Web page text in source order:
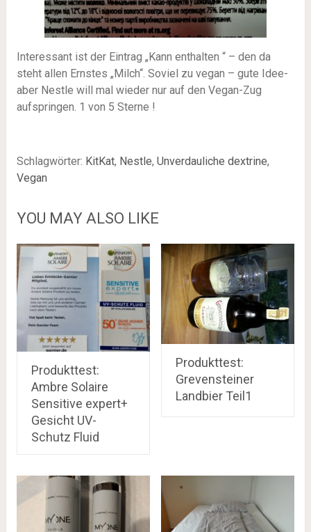
Interessant ist der Eintrag „Kann enthalten “ – den da
steht allen Ernstes „Milch“. Soviel zu vegan – gute Idee-
aber Nestle will mal wieder nur auf den Vegan-Zug
aufspringen. 1 von 5 Sterne !
Schlagwörter: KitKat, Nestle, Unverdauliche dextrine,
Vegan
YOU MAY ALSO LIKE
Produkttest:
Ambre Solaire
Sensitive expert+
Gesicht UV-
Schutz Fluid
Produkttest:
Grevensteiner
Landbier Teil1